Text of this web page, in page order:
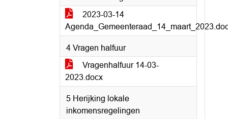
2023-03-14
4 Vragen halfuur
Vragenhalfuur 14-03-
2023.docx
5 Herijking lokale
inkomensregelingen